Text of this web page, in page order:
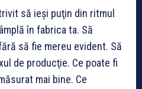
să ieşi puţin din ritmul
în fabrica ta. Să
să fie mereu evident. Să
de producţie. Ce poate fi
mai bine. Ce